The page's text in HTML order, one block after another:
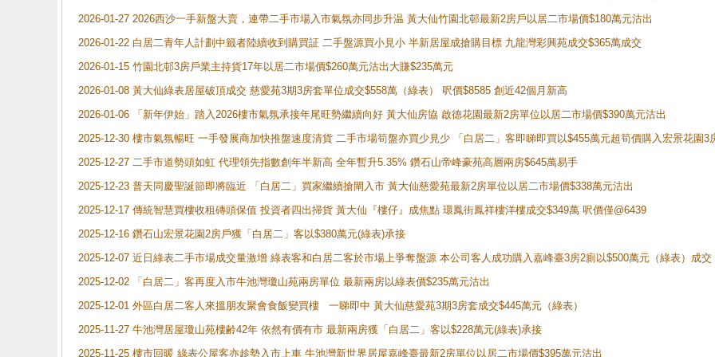
2026-01-27 2026西沙一手新盤大賣，連帶二手市場入市氣氛亦同步升温 黃大仙竹園北邨最新2房戶以居二市場價$180萬元沽出
2026-01-22 白居二青年人計劃中籤者陸續收到購買証 二手盤源買小見小 半新居屋成搶購目標 九龍灣彩興苑成交$365萬成交
2026-01-15 竹園北邨3房戶業主持貨17年以居二市場價$260萬元沽出大賺$235萬元
2026-01-08 黃大仙綠表居屋破頂成交 慈愛苑3期3房套單位成交$558萬（綠表） 呎價$8585 創近42個月新高
2026-01-06 「新年伊始」踏入2026樓市氣氛承接年尾旺勢繼續向好 黃大仙房協 啟德花園最新2房單位以居二市場價$390萬元沽出
2025-12-30 樓市氣氛暢旺 一手發展商加快推盤速度清貨 二手市場筍盤亦買少見少 「白居二」客即睇即買以$455萬元超筍價購入宏景花園3
2025-12-27 二手市道勢頭如虹 代理領先指數創年半新高 全年暫升5.35% 鑽石山帝峰豪苑高層兩房$645萬易手
2025-12-23 普天同慶聖誕節即將臨近 「白居二」買家繼續搶閘入市 黃大仙慈愛苑最新2房單位以居二市場價$338萬元沽出
2025-12-17 傳統智慧買樓收租磚頭保值 投資者四出掃貨 黃大仙『樓仔』成焦點 環鳳街鳳祥樓洋樓成交$349萬 呎價僅@6439
2025-12-16 鑽石山宏景花園2房戶獲「白居二」客以$380萬元(綠表)承接
2025-12-07 近日綠表二手市場成交量激增 綠表客和白居二客於市場上爭奪盤源 本公司客人成功購入嘉峰臺3房2廁以$500萬元（綠表）成交
2025-12-02 「白居二」客再度入市牛池灣瓊山苑兩房單位 最新兩房以綠表價$235萬元沽出
2025-12-01 外區白居二客人來搵朋友聚會食飯變買樓 一睇即中 黃大仙慈愛苑3期3房套成交$445萬元（綠表）
2025-11-27 牛池灣居屋瓊山苑樓齢42年 依然有價有市 最新兩房獲「白居二」客以$228萬元(綠表)承接
2025-11-25 樓市回暖 綠表公屋客亦趁勢入市上車 牛池灣新世界居屋嘉峰臺最新2房單位以居二市場價$395萬元沽出